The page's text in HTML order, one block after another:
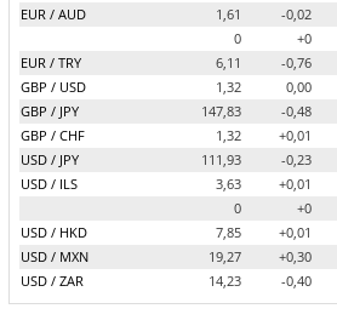
EUR / AUD
1,61 -0,02
0
+0
EUR / TRY
6,11 -0,76
GBP / USD
1,32 0,00
GBP / JPY
147,83 -0,48
GBP / CHF
1,32 +0,01
USD / JPY
111,93 -0,23
USD / ILS
3,63 +0,01
0
+0
USD / HKD
7,85 +0,01
USD / MXN
19,27 +0,30
USD / ZAR
14,23 -0,40